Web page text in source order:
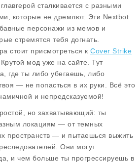
сталкивается с разными
которые не дремлют. Эти Nextbot
персонажи из мемов и
стремятся тебя догнать.
стоит присмотреться к Cover Strike
. Крутой мод уже на сайте. Тут
где ты либо убегаешь, либо
— не попасться в их руки. Всё это
и непредсказуемой!
но захватывающий: ты
локациям — от темных
пространств — и пытаешься выжить
Они могут
и чем больше ты прогрессируешь в